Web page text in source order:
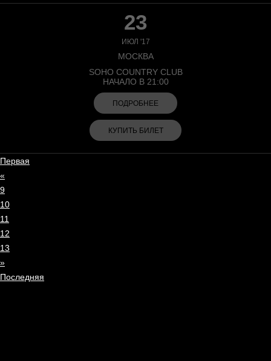
23
ИЮЛ '17
МОСКВА
SOHO COUNTRY CLUB
НАЧАЛО В 21:00
ПОДРОБНЕЕ
КУПИТЬ БИЛЕТ
Первая
«
9
10
11
12
13
»
Последняя